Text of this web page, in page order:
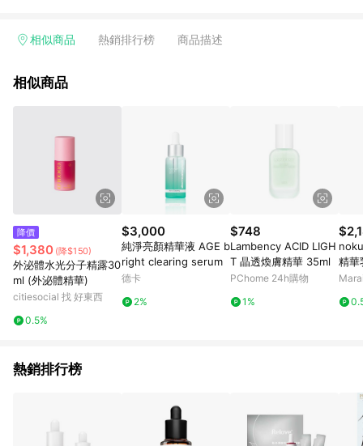
相似商品 熱銷排行榜 商品描述
相似商品
降價
$1,380 (降$150)
外泌體水光分子精露30
ml (外泌體精華)
citiesocial 找 好東西
0.5%
$3,000
純淨亮顏精華液 AGE b
right clearing serum
德卡
2%
$748
Lambency ACID LIGH
T 晶透煥膚精華 35ml
PChome 24h購物
1%
精華
酸
熱銷排行榜